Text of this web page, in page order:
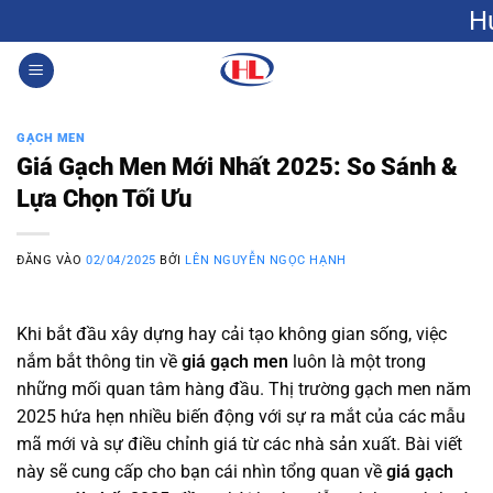
qua
nội
dung
Hưng Lộc:
GẠCH MEN
Giá Gạch Men Mới Nhất 2025: So Sánh &
Lựa Chọn Tối Ưu
ĐĂNG VÀO02/04/2025 BỞI LÊN NGUYỄN NGỌC HẠNH
Khi bắt đầu xây dựng hay cải tạo không gian sống, việc
nắm bắt thông tin về giá gạch men luôn là một trong
những mối quan tâm hàng đầu. Thị trường gạch men năm
2025 hứa hẹn nhiều biến động với sự ra mắt của các mẫu
mã mới và sự điều chỉnh giá từ các nhà sản xuất. Bài viết
này sẽ cung cấp cho bạn cái nhìn tổng quan về giá gạch